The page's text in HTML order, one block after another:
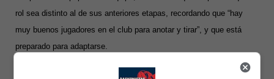
rol sea distinto al de sus anteriores etapas, recordando que “hay
muy buenos jugadores en el club para anotar y tirar”, y que está
preparado para adaptarse.